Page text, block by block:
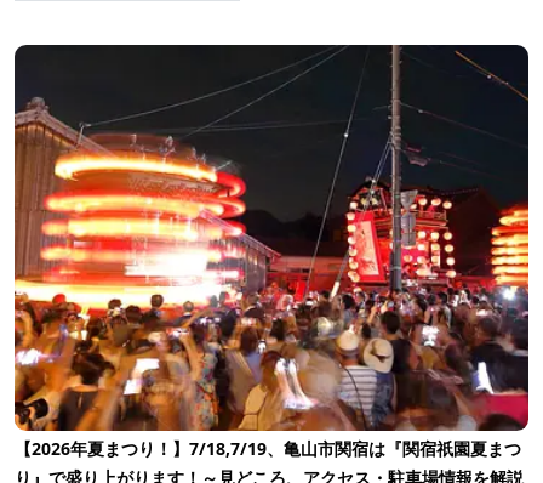
【2026年夏まつり！】7/18,7/19、亀山市関宿は『関宿祇園夏まつ
り』で盛り上がります！～見どころ、アクセス・駐車場情報を解説